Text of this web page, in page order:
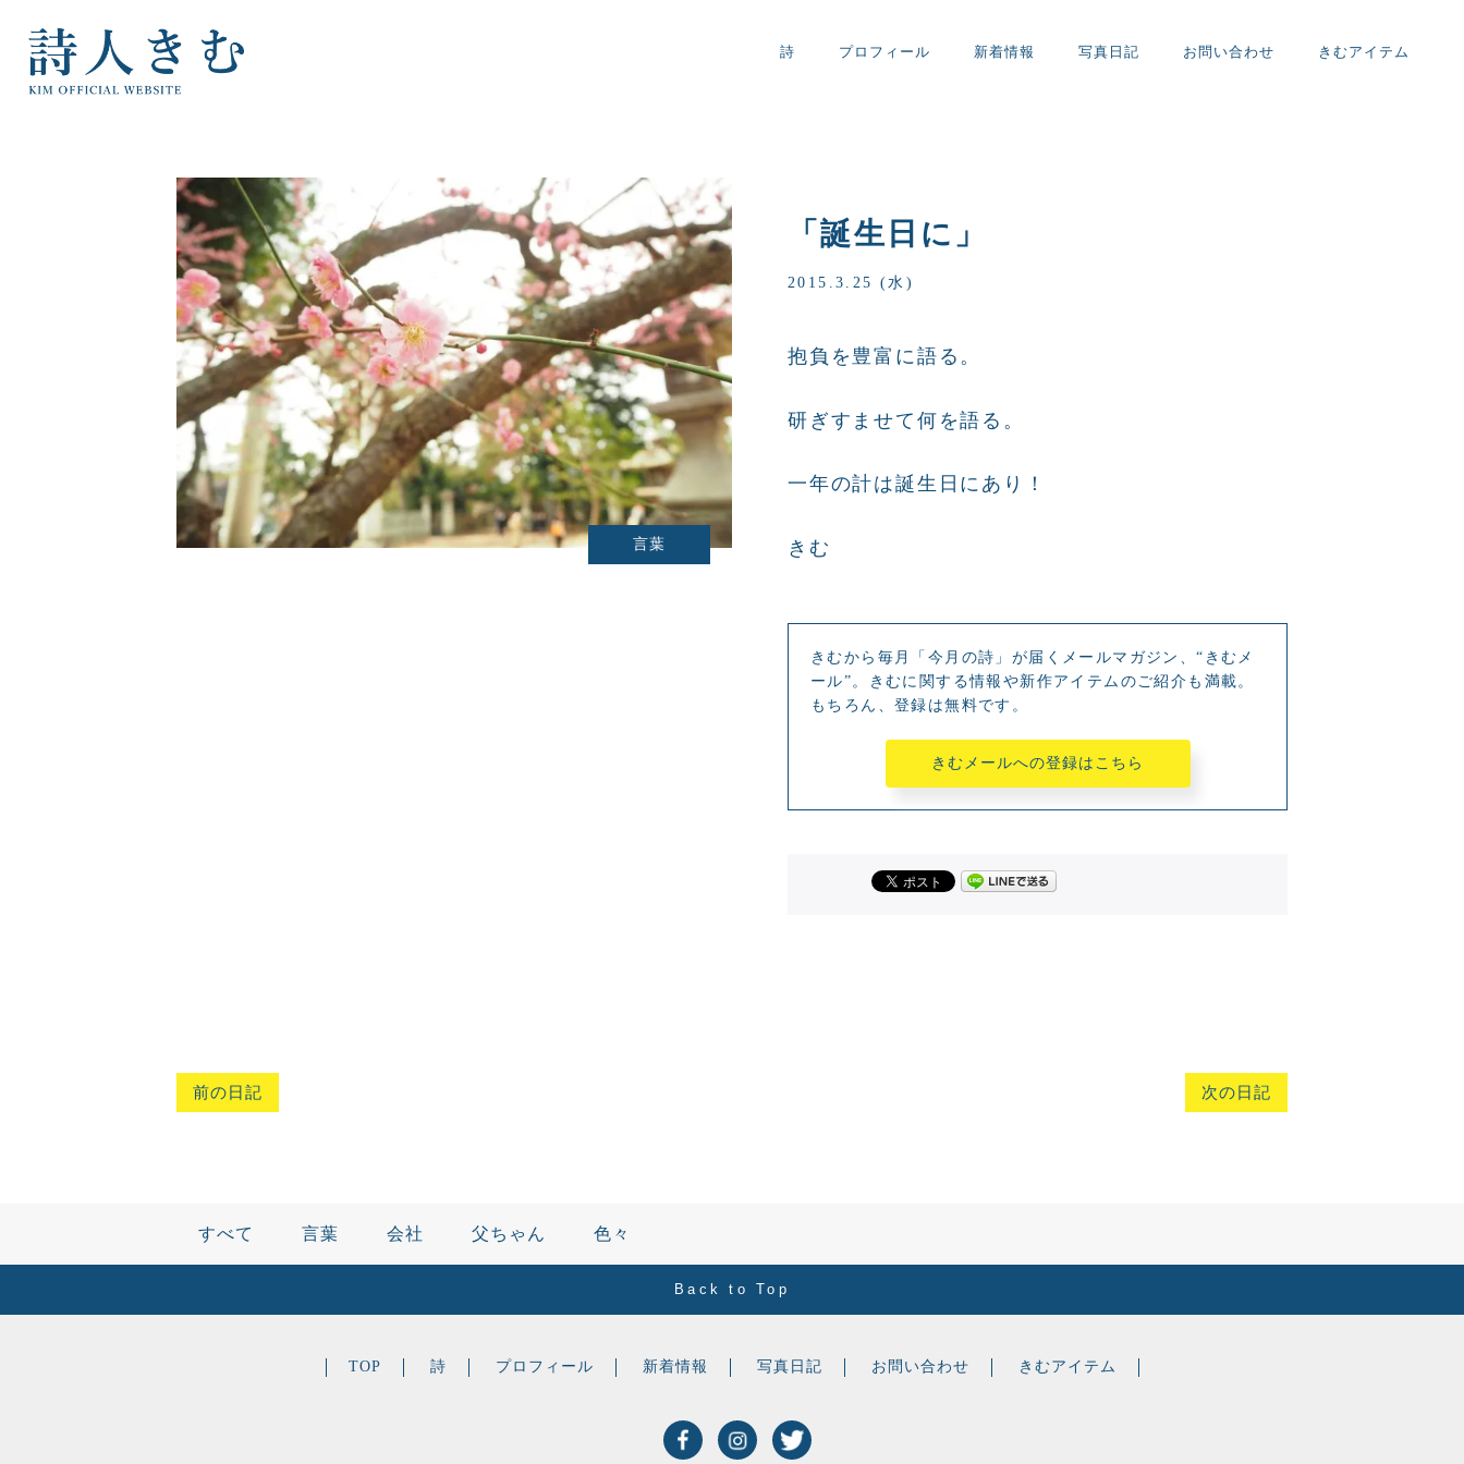
詩 プロフィール 新着情報 写真日記 お問い合わせ きむアイテム
言葉
「誕生日に」
2015.3.25 (水)
抱負を豊富に語る。
研ぎすませて何を語る。
一年の計は誕生日にあり！
きむ
きむから毎月「今月の詩」が届くメールマガジン、“きむメ
ール”。きむに関する情報や新作アイテムのご紹介も満載。
もちろん、登録は無料です。
きむメールへの登録はこちら
前の日記 次の日記
すべて 言葉 会社 父ちゃん 色々
Back to Top
TOP 詩 プロフィール 新着情報 写真日記 お問い合わせ きむアイテム